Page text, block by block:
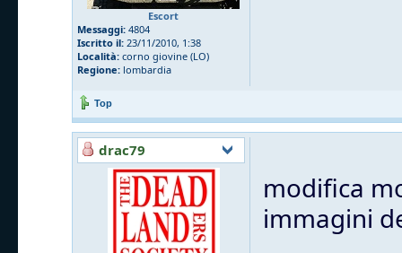
Escort
Messaggi: 4804
Iscritto il: 23/11/2010, 1:38
Località: corno giovine (LO)
Regione: lombardia
Top
drac79
modifica
immagini